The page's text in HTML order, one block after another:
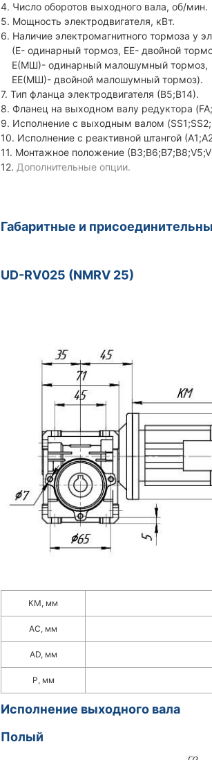
4. Число оборотов выходного вала, об/мин.
5. Мощность
6. Наличие электромагнитного тормоза у
(Е- одинарный тормоз, ЕЕ- двойной
Е(МШ)- одинарный малошумный тормоз,
ЕЕ(МШ)- двойной малошумный тормоз).
7. Тип фланца электродвигателя (В5;В14).
8. Фланец на выходном валу редуктора
9. Исполнение с выходным валом
10. Исполнение с реактивной штангой
11. Монтажное положение
12. Дополнительные опции.
Габаритные и
UD-RV025 (NMRV 25)
KM, мм
АС, мм
AD, мм
P, мм
Исполнение выходного вала
Полый